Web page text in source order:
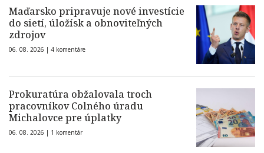
Maďarsko pripravuje nové investície
do sietí, úložísk a obnoviteľných
zdrojov
06. 08. 2026 | 4 komentáre
Prokuratúra obžalovala troch
pracovníkov Colného úradu
Michalovce pre úplatky
06. 08. 2026 | 1 komentár